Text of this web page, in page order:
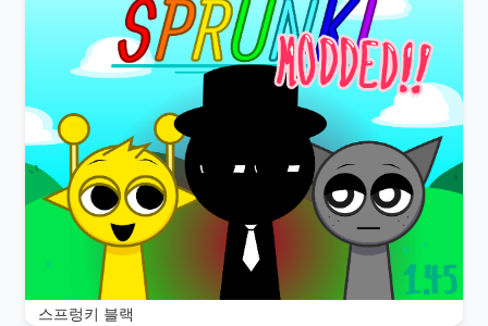
스프렁키 블랙